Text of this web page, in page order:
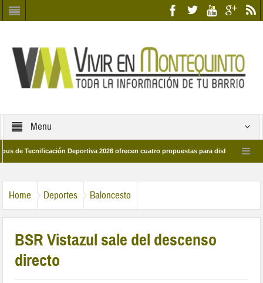
Menu
Deportiva 2026 ofrecen cuatro propuestas para disfrutar del deporte
Home Deportes Baloncesto
BSR Vistazul sale del descenso
directo